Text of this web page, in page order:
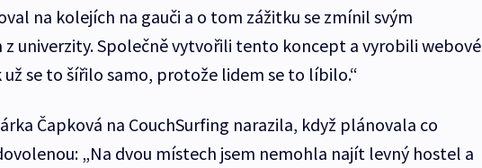
na kolejích na gauči a o tom zážitku se zmínil svým
z univerzity. Společně vytvořili tento koncept a vyrobili webové
už se to šířilo samo, protože lidem se to líbilo.“
Čapková na CouchSurfing narazila, když plánovala co
„Na dvou místech jsem nemohla najít levný hostel a